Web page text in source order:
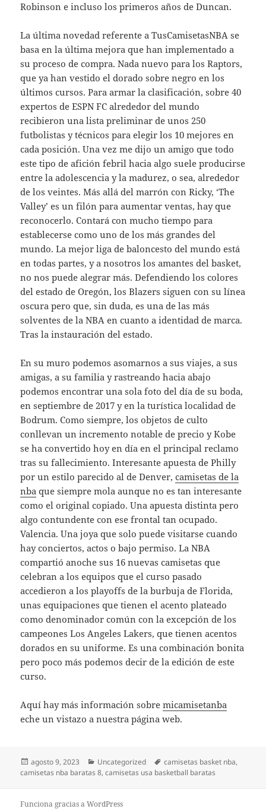
Robinson e incluso los primeros años de Duncan.
La última novedad referente a TusCamisetasNBA se
basa en la última mejora que han implementado a
su proceso de compra. Nada nuevo para los Raptors,
que ya han vestido el dorado sobre negro en los
últimos cursos. Para armar la clasificación, sobre 40
expertos de ESPN FC alrededor del mundo
recibieron una lista preliminar de unos 250
futbolistas y técnicos para elegir los 10 mejores en
cada posición. Una vez me dijo un amigo que todo
este tipo de afición febril hacia algo suele producirse
entre la adolescencia y la madurez, o sea, alrededor
de los veintes. Más allá del marrón con Ricky, ‘The
Valley’ es un filón para aumentar ventas, hay que
reconocerlo. Contará con mucho tiempo para
establecerse como uno de los más grandes del
mundo. La mejor liga de baloncesto del mundo está
en todas partes, y a nosotros los amantes del basket,
no nos puede alegrar más. Defendiendo los colores
del estado de Oregón, los Blazers siguen con su línea
oscura pero que, sin duda, es una de las más
solventes de la NBA en cuanto a identidad de marca.
Tras la instauración del estado.
En su muro podemos asomarnos a sus viajes, a sus
amigas, a su familia y rastreando hacia abajo
podemos encontrar una sola foto del día de su boda,
en septiembre de 2017 y en la turística localidad de
Bodrum. Como siempre, los objetos de culto
conllevan un incremento notable de precio y Kobe
se ha convertido hoy en día en el principal reclamo
tras su fallecimiento. Interesante apuesta de Philly
por un estilo parecido al de Denver,camisetas de la
nba que siempre mola aunque no es tan interesante
como el original copiado. Una apuesta distinta pero
algo contundente con ese frontal tan ocupado.
Valencia. Una joya que solo puede visitarse cuando
hay conciertos, actos o bajo permiso. La NBA
compartió anoche sus 16 nuevas camisetas que
celebran a los equipos que el curso pasado
accedieron a los playoffs de la burbuja de Florida,
unas equipaciones que tienen el acento plateado
como denominador común con la excepción de los
campeones Los Angeles Lakers, que tienen acentos
dorados en su uniforme. Es una combinación bonita
pero poco más podemos decir de la edición de este
curso.
Aquí hay más información sobremicamisetanba
eche un vistazo a nuestra página web.
Publicado
el
agosto 9, 2023 Categorías
Uncategorized Etiquetas
camisetas basket nba,
camisetas nba baratas 8,camisetas usa basketball baratas
Funciona gracias a WordPress